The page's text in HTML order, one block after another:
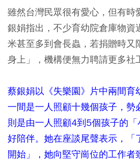
雖然台灣民眾很有愛心，但有時
銀娟指出，不少育幼院倉庫物資
米甚至多到會長蟲，若捐贈時又
身上」，機構便無力聘請更多社
蔡銀娟以《失樂園》片中兩間育
一間是一人照顧十幾個孩子，勢
則是由一人照顧4到5個孩子的
好陪伴。她在座談尾聲表示，「
開始」，她向堅守崗位的工作者